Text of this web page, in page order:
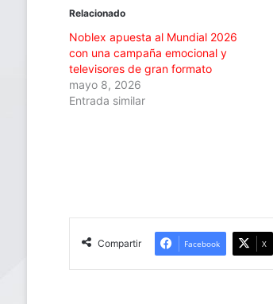
Relacionado
Noblex apuesta al Mundial 2026
con una campaña emocional y
televisores de gran formato
mayo 8, 2026
Entrada similar
Compartir Facebook X